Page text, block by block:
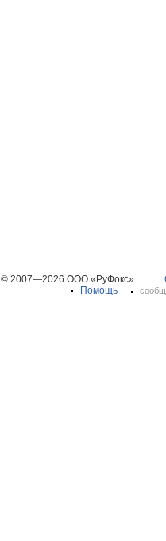
© 2007—2026 ООО «РуФокс»
Помощь